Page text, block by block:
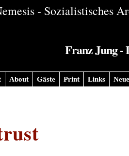
- Sozialistisches
Franz Jung -
About Gäste Print Links